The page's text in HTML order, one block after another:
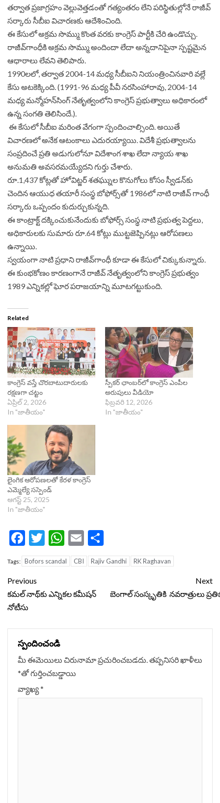
తర్వాత ప్రజాగ్రహం వెల్లువెత్తడంతో గత్యంతరం లేని పరిస్థితుల్లోనే రాజీవ్‌
సర్కారు సీబీఐ విచారణకు ఆదేశించింది.
ఈ కేసులో అక్రమ సొమ్ము కొంత వరకు కాంగ్రెస్‌ పార్టీకి చేరి ఉండొచ్చు.
రాజీవ్‌గాంధీకి అక్రమ సొమ్ము అందిందా లేదా అన్నదానిపైనా స్పష్టమైన
ఆధారాలు లేవని తెలిపారు.
1990లలో, తర్వాత 2004-14 మధ్య సీబీఐని నియంత్రించినవారి వల్లే
కేసు అటకెక్కింది. (1991-96 మధ్య పీవీ నరసింహారావు, 2004-14
మధ్య మన్మోహన్‌సింగ్‌ నేతృత్వంలోని కాంగ్రెస్‌ ప్రభుత్వాలు అధికారంలో
ఉన్న సంగతి తెలిసిందే.).
ఈ కేసులో సీబీఐ మరింత వేగంగా స్పందించాల్సింది. అయితే
విచారణలో అనేక ఆటంకాలు ఎదురయ్యాయి. విదేశీ ప్రభుత్వాలను
సంప్రదించే ప్రతి అడుగులోనూ విదేశాంగ శాఖ లేదా న్యాయ శాఖ
అనుమతి అవసరమయ్యేదని గుర్తు చేశారు.
రూ.1,437 కోట్లతో హోవిట్జర్‌ శతఘ్నుల కొనుగోలు కోసం స్వీడన్‌కు
చెందిన ఆయుధ తయారీ సంస్థ బోఫోర్స్‌తో 1986లో నాటి రాజీవ్‌ గాంధీ
సర్కారు ఒప్పందం కుదుర్చుకున్నది.
ఈ కాంట్రాక్ట్‌ దక్కించుకునేందుకు బోఫోర్స్‌ సంస్థ నాటి ప్రభుత్వ పెద్దలు,
అధికారులకు సుమారు రూ.64 కోట్లు ముట్టజెప్పినట్లు ఆరోపణలు
ఉన్నాయి.
స్వయంగా నాటి ప్రధాని రాజీవ్‌గాంధీ కూడా ఈ కేసులో చిక్కుకున్నారు.
ఈ కుంభకోణం కారణంగానే రాజీవ్‌ నేతృత్వంలోని కాంగ్రెస్‌ ప్రభుత్వం
1989 ఎన్నికల్లో ఘోర పరాజయాన్ని మూటగట్టుకుంది.
Related
కాంగ్రెస్‌ వస్తే చొరబాటుదారులకు
రక్షణగా చట్టం
ఏప్రిల్ 2, 2026
In "జాతీయం"
స్పీక‌ర్ ఛాంబ‌ర్‌లో కాంగ్రెస్ ఎంపీల
అరుపులు వీడియో
ఫిబ్రవరి 12, 2026
In "జాతీయం"
లైంగిక ఆరోపణలతో కేరళ కాంగ్రెస్
ఎమ్మెల్యే సస్పెండ్
ఆగస్ట్ 25, 2025
In "జాతీయం"
Facebook
Twitter
WhatsApp
Email
Tags: Bofors scandal CBI Rajiv Gandhi RK Raghavan
Continue
Reading
Previous
కమల్‌ నాథ్‌కు ఎన్నికల కమీషన్
నోటీసు
Next
బెంగాల్ సంస్కృతికి నవరాత్రులు
స్పందించండి
మీ ఈమెయిలు చిరునామా ప్రచురించబడదు.తప్పనిసరి ఖాళీలు
*‌తో గుర్తించబడ్డాయి
వ్యాఖ్య*